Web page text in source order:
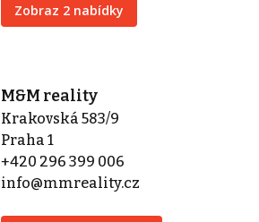
Zobraz 2 nabídky
M&M reality
Krakovská 583/9
Praha 1
+420 296 399 006
info@mmreality.cz